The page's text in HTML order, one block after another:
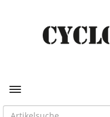
Toggle navigation